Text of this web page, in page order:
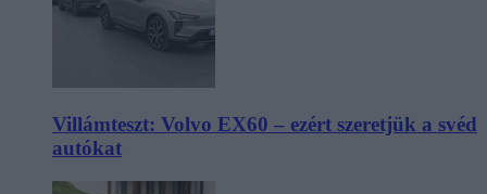
Villámteszt: Volvo EX60 – ezért szeretjük a svéd
autókat